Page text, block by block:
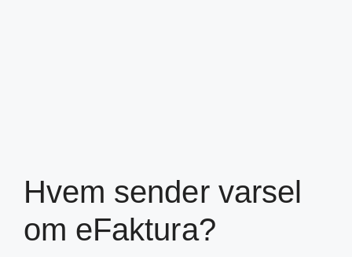
Hvem sender varsel
om eFaktura?